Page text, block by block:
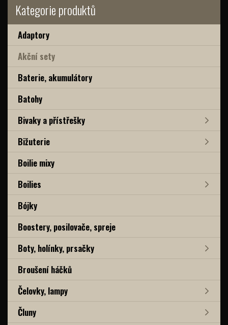
Kategorie produktů
Adaptory
Akční sety
Baterie, akumulátory
Batohy
Bivaky a přístřešky
Bižuterie
Boilie mixy
Boilies
Bójky
Boostery, posilovače, spreje
Boty, holínky, prsačky
Broušení háčků
Čelovky, lampy
Čluny